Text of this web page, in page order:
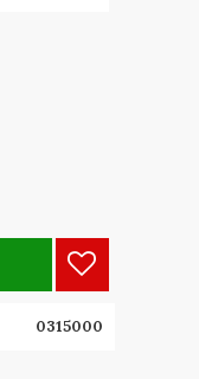
Lägg till i
0315000